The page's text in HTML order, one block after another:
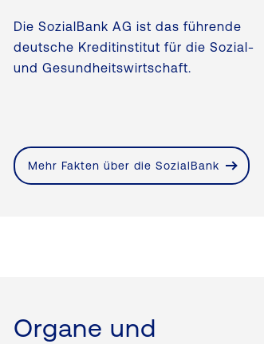
Die SozialBank AG ist das führende
deutsche Kreditinstitut für die Sozial-
und Gesundheitswirtschaft.
Mehr Fakten über die SozialBank
Organe und